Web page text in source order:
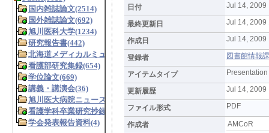
日付
Jul 14, 2009
最終更新日 Jul 14, 2009
作成日 Jul 14, 2009
登録者 図書館情報
アイテムタイプ Presentation
更新履歴 Jul 14, 2009
ファイル形式 PDF
作成者 AMCoR